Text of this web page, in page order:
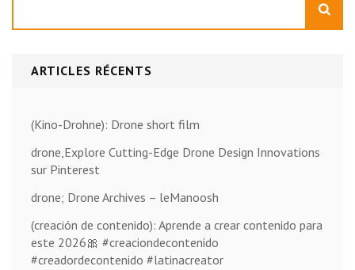
ARTICLES RÉCENTS
(Kino-Drohne): Drone short film
drone,Explore Cutting-Edge Drone Design Innovations
sur Pinterest
drone; Drone Archives – leManoosh
(creación de contenido): Aprende a crear contenido para
este 2026🎀 #creaciondecontenido
#creadordecontenido #latinacreator